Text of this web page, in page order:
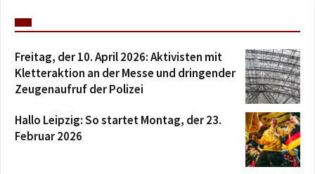
Freitag, der 10. April 2026: Aktivisten mit
Kletteraktion an der Messe und dringender
Zeugenaufruf der Polizei
Hallo Leipzig: So startet Montag, der 23.
Februar 2026